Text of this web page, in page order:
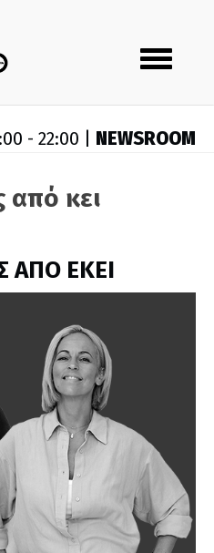
Toggle
navigation
- 22:00 | NEWSROOM
από κει
ΑΠΟ ΕΚΕΙ